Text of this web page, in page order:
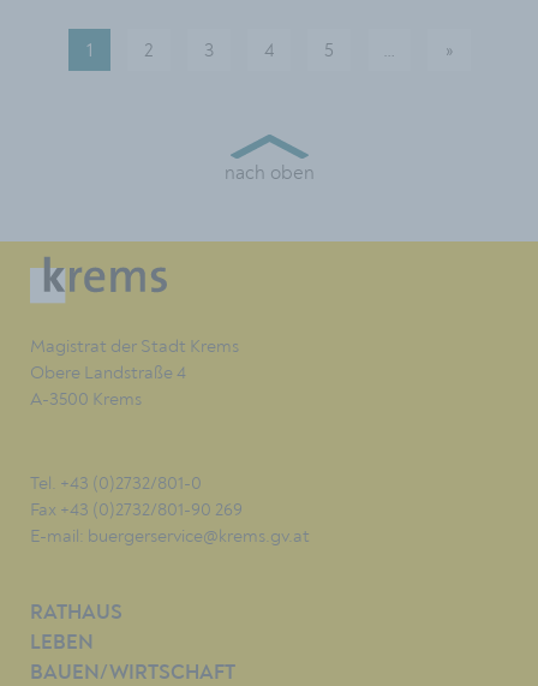
1 2 3 4 5 Mehr Seiten
… Nächste
»
nach oben
Magistrat der Stadt Krems
Obere Landstraße 4
A-3500 Krems
Tel. +43 (0)2732/801-0
Fax +43 (0)2732/801-90 269
E-mail: buergerservice@krems.gv.at
RATHAUS
LEBEN
BAUEN/WIRTSCHAFT